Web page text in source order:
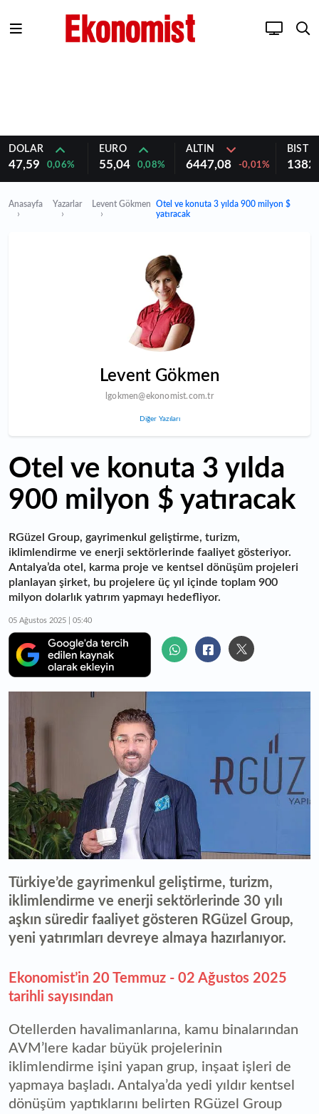
DOLAR
47,59 0,06%
EURO
55,04 0,08%
ALTIN
6447,08 -0,01%
BIST
Anasayfa Yazarlar Levent Gökmen
Otel ve konuta 3 yılda 900 milyon $
yatıracak
Levent Gökmen
lgokmen@ekonomist.com.tr
Diğer Yazıları
Otel ve konuta 3 yılda
900 milyon $ yatıracak
RGüzel Group, gayrimenkul geliştirme, turizm,
iklimlendirme ve enerji sektörlerinde faaliyet gösteriyor.
Antalya’da otel, karma proje ve kentsel dönüşüm projeleri
planlayan şirket, bu projelere üç yıl içinde toplam 900
milyon dolarlık yatırım yapmayı hedefliyor.
05 Ağustos 2025 | 05:40
Türkiye’de gayrimenkul geliştirme, turizm,
iklimlendirme ve enerji sektörlerinde 30 yılı
aşkın süredir faaliyet gösteren RGüzel Group,
yeni yatırımları devreye almaya hazırlanıyor.
Ekonomist’in 20 Temmuz - 02 Ağustos 2025
tarihli sayısından
Otellerden havalimanlarına, kamu binalarından
AVM’lere kadar büyük projelerinin
iklimlendirme işini yapan grup, inşaat işleri de
yapmaya başladı. Antalya’da yedi yıldır kentsel
dönüşüm yaptıklarını belirten RGüzel Group